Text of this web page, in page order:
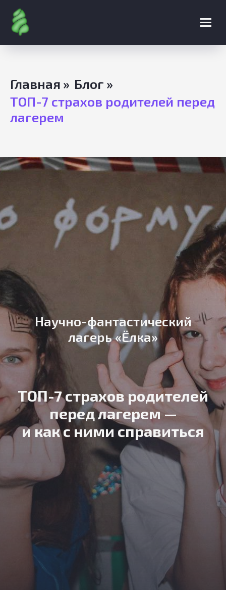
Главная » Блог »
ТОП-7 страхов родителей перед
лагерем
Научно-фантастический
лагерь «Ёлка»
ТОП-7 страхов родителей
перед лагерем —
и как с ними справиться